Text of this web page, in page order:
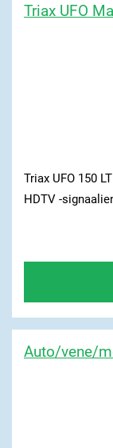
Triax UFO
Triax UFO 150
HDTV -
Auto/vene/